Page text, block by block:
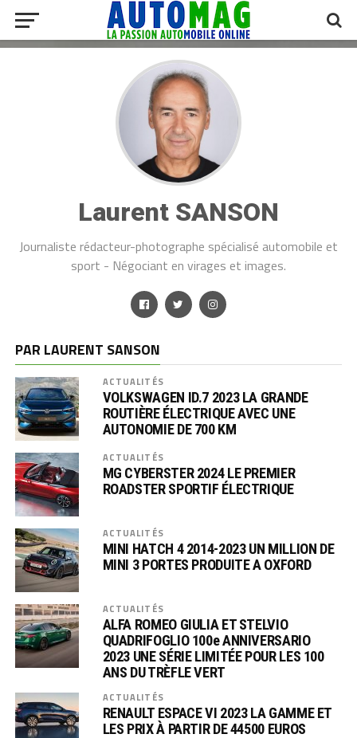
Laurent SANSON
Journaliste rédacteur-photographe spécialisé automobile et
sport - Négociant en virages et images.
PAR LAURENT SANSON
ACTUALITÉS
VOLKSWAGEN ID.7 2023 LA GRANDE
ROUTIÈRE ÉLECTRIQUE AVEC UNE
AUTONOMIE DE 700 KM
ACTUALITÉS
MG CYBERSTER 2024 LE PREMIER
ROADSTER SPORTIF ÉLECTRIQUE
ACTUALITÉS
MINI HATCH 4 2014-2023 UN MILLION DE
MINI 3 PORTES PRODUITE A OXFORD
ACTUALITÉS
ALFA ROMEO GIULIA ET STELVIO
QUADRIFOGLIO 100e ANNIVERSARIO
2023 UNE SÉRIE LIMITÉE POUR LES 100
ANS DU TRÈFLE VERT
ACTUALITÉS
RENAULT ESPACE VI 2023 LA GAMME ET
LES PRIX À PARTIR DE 44500 EUROS